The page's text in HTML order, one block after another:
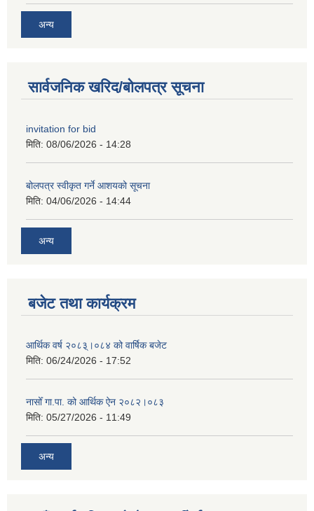
अन्य
सार्वजनिक खरिद/बोलपत्र सूचना
invitation for bid
मिति: 08/06/2026 - 14:28
बोलपत्र स्वीकृत गर्ने आशयको सूचना
मिति: 04/06/2026 - 14:44
अन्य
बजेट तथा कार्यक्रम
आर्थिक वर्ष २०८३्।०८४ को वार्षिक बजेट
मिति: 06/24/2026 - 17:52
नासोँ गा.पा. को आर्थिक ऐन २०८२।०८३
मिति: 05/27/2026 - 11:49
अन्य